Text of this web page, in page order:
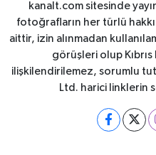
kanalt.com sitesinde
fotoğrafların her türlü hakkı
aittir, izin alınmadan
görüşleri olup Kıbrıs
ilişkilendirilemez, sorumlu
Ltd. harici linklerin